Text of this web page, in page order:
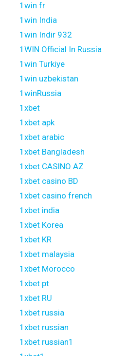
1win fr
1win India
1win Indir 932
1WIN Official In Russia
1win Turkiye
1win uzbekistan
1winRussia
1xbet
1xbet apk
1xbet arabic
1xbet Bangladesh
1xbet CASINO AZ
1xbet casino BD
1xbet casino french
1xbet india
1xbet Korea
1xbet KR
1xbet malaysia
1xbet Morocco
1xbet pt
1xbet RU
1xbet russia
1xbet russian
1xbet russian1